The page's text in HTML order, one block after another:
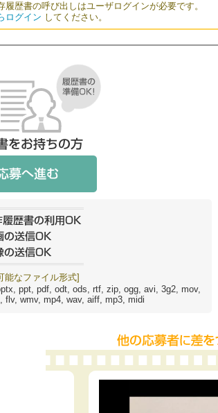
歴書の呼び出しはユーザログインが必要です。
ログイン してください。
能なファイル形式]
ppt, pdf, odt, ods, rtf, zip, ogg, avi, 3g2, mov,
flv, wmv, mp4, wav, aiff, mp3, midi